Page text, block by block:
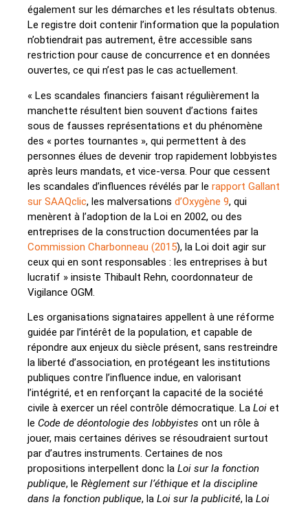
également sur les démarches et les résultats obtenus.
Le registre doit contenir l’information que la population
n’obtiendrait pas autrement, être accessible sans
restriction pour cause de concurrence et en données
ouvertes, ce qui n’est pas le cas actuellement.
« Les scandales financiers faisant régulièrement la
manchette résultent bien souvent d’actions faites
sous de fausses représentations et du phénomène
des « portes tournantes », qui permettent à des
personnes élues de devenir trop rapidement lobbyistes
après leurs mandats, et vice-versa. Pour que cessent
les scandales d’influences révélés par le rapport Gallant
sur SAAQclic, les malversations d’Oxygène 9, qui
menèrent à l’adoption de la Loi en 2002, ou des
entreprises de la construction documentées par la
Commission Charbonneau (2015), la Loi doit agir sur
ceux qui en sont responsables : les entreprises à but
lucratif » insiste Thibault Rehn, coordonnateur de
Vigilance OGM.
Les organisations signataires appellent à une réforme
guidée par l’intérêt de la population, et capable de
répondre aux enjeux du siècle présent, sans restreindre
la liberté d’association, en protégeant les institutions
publiques contre l’influence indue, en valorisant
l’intégrité, et en renforçant la capacité de la société
civile à exercer un réel contrôle démocratique. La Loi et
le Code de déontologie des lobbyistes ont un rôle à
jouer, mais certaines dérives se résoudraient surtout
par d’autres instruments. Certaines de nos
propositions interpellent donc la Loi sur la fonction
publique, le Règlement sur l’éthique et la discipline
dans la fonction publique, la Loi sur la publicité, la Loi